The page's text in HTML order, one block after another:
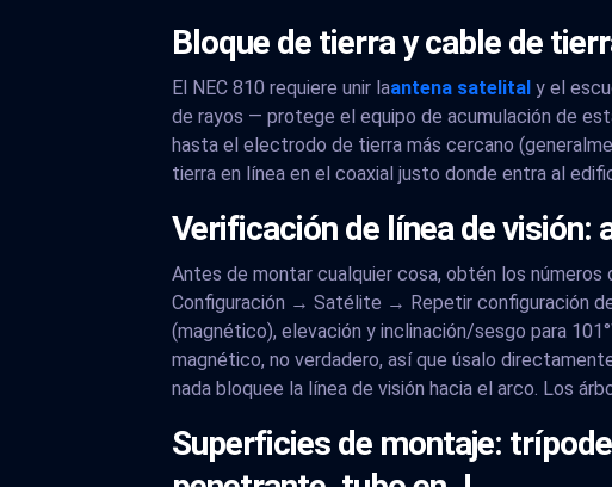
Bloque de tierra y cable de
El NEC 810 requiere unir laantena satelital y el
de rayos — protege el equipo de acumulación de
hasta el electrodo de tierra más cercano
tierra en línea en el coaxial justo donde entra al
Verificación de línea de visión:
Antes de montar cualquier cosa, obtén los
Configuración → Satélite → Repetir configuración
(magnético), elevación y inclinación/sesgo para
magnético, no verdadero, así que úsalo
nada bloquee la línea de visión hacia el arco. Los
Superficies de montaje: